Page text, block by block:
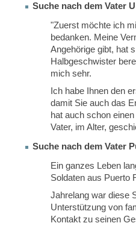
Suche nach dem Vater
"Zuerst möchte ich
bedanken. Meine
Angehörige gibt, hat
Halbgeschwister
mich sehr.
Ich habe Ihnen den
damit Sie auch das
hat auch schon
Vater, im Alter,
Suche nach dem Vater
Ein ganzes Leben
Soldaten aus Puerto
Jahrelang war diese
Unterstützung von
Kontakt zu seinen